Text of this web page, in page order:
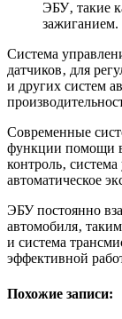
ЭБУ‚ такие
зажиганием.
Система
датчиков‚ для
и других систем
Современные
функции помощи
контроль‚
автоматическое
ЭБУ постоянно
автомобиля‚
и система
эффективной
Похожие записи: